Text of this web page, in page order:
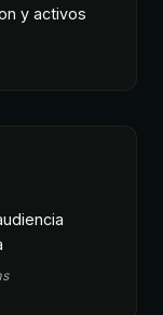
y activos